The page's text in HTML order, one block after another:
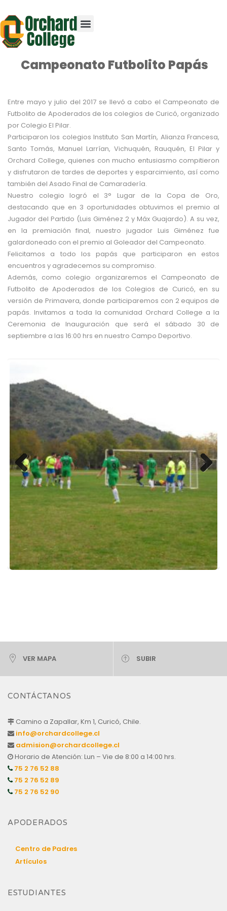
Campeonato Futbolito Papás
Entre mayo y julio del 2017 se llevó a cabo el Campeonato de
Futbolito de Apoderados de los colegios de Curicó, organizado
por Colegio El Pilar.
Participaron los colegios Instituto San Martín, Alianza Francesa,
Santo Tomás, Manuel Larrían, Vichuquén, Rauquén, El Pilar y
Orchard College, quienes con mucho entusiasmo compitieron
y disfrutaron de tardes de deportes y esparcimiento, así como
también del Asado Final de Camaradería.
Nuestro colegio logró el 3° Lugar de la Copa de Oro,
destacando que en 3 oportunidades obtuvimos el premio al
Jugador del Partido (Luis Giménez 2 y Máx Guajardo). A su vez,
en la premiación final, nuestro jugador Luis Giménez fue
galardoneado con el premio al Goleador del Campeonato.
Felicitamos a todo los papás que participaron en estos
encuentros y agradecemos su compromiso.
Además, como colegio organizaremos el Campeonato de
Futbolito de Apoderados de los Colegios de Curicó, en su
versión de Primavera, donde participaremos con 2 equipos de
papás. Invitamos a toda la comunidad Orchard College a la
Ceremonia de Inauguración que será el sábado 30 de
septiembre a las 16:00 hrs en nuestro Campo Deportivo.
Previous
VER MAPA SUBIR
CONTÁCTANOS
Camino a Zapallar, Km 1, Curicó, Chile.
info@orchardcollege.cl
admision@orchardcollege.cl
Horario de Atención: Lun – Vie de 8:00 a 14:00 hrs.
75 2 76 52 88
75 2 76 52 89
75 2 76 52 90
APODERADOS
Centro de Padres
Artículos
ESTUDIANTES